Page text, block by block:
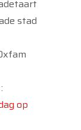
stad
op